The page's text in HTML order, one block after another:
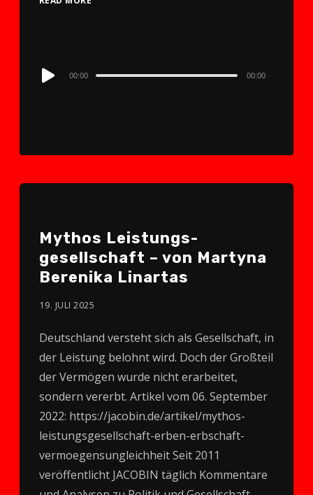
Audio
00:00 00:00
Mythos Leistungs­
gesellschaft – von Martyna
Berenika Linartas
19. JULI 2025
Deutschland versteht sich als Gesellschaft, in
der Leistung belohnt wird. Doch der Großteil
der Vermögen wurde nicht erarbeitet,
sondern vererbt. Artikel vom 06. September
2022: https://jacobin.de/artikel/mythos-
leistungsgesellschaft-erben-erbschaft-
vermoegensungleichheit Seit 2011
veröffentlicht JACOBIN täglich Kommentare